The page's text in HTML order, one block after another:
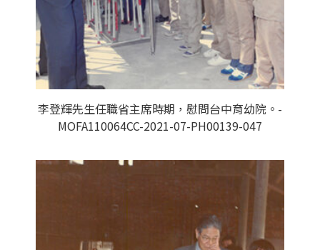
李登輝先生任職省主席時期，慰問台中育幼院。-
MOFA110064CC-2021-07-PH00139-047